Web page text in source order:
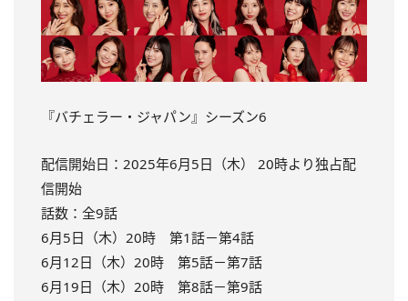
『バチェラー・ジャパン』シーズン6
配信開始日：2025年6月5日（木） 20時より独占配
信開始
話数：全9話
6月5日（木）20時 第1話－第4話
6月12日（木）20時 第5話－第7話
6月19日（木）20時 第8話－第9話